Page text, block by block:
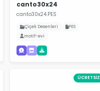
canto30x24
canto30x24.PES
Çiçek Desenleri
PES
motif-evi
ÜCRETSİZ